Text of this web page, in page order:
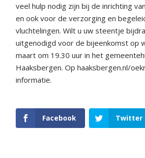
veel hulp nodig zijn bij de inrichting
en ook voor de verzorging en
vluchtelingen. Wilt u uw steentje
uitgenodigd voor de bijeenkomst op
maart om 19.30 uur in het
Haaksbergen. Op haaksbergen.nl/
informatie.
Facebook Twitter